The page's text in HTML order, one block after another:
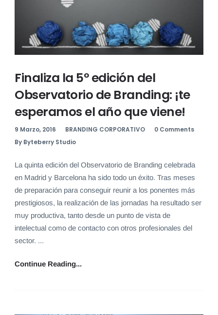
Finaliza la 5º edición del
Observatorio de Branding: ¡te
esperamos el año que viene!
9 Marzo, 2016 BRANDING CORPORATIVO
0 Comments
By Byteberry Studio
La quinta edición del Observatorio de Branding celebrada
en Madrid y Barcelona ha sido todo un éxito. Tras meses
de preparación para conseguir reunir a los ponentes más
prestigiosos, la realización de las jornadas ha resultado ser
muy productiva, tanto desde un punto de vista de
intelectual como de contacto con otros profesionales del
sector. ...
Continue Reading...